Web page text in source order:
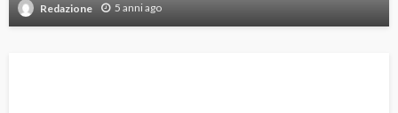
Redazione 5 anni ago